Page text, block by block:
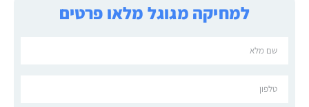
למחיקה מגוגל מלאו פרטים